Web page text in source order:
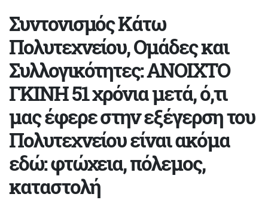
Συντονισμός Κάτω
Πολυτεχνείου, Ομάδες και
Συλλογικότητες: ΑΝΟΙΧΤΟ
ΓΚΙΝΗ 51 χρόνια μετά, ό,τι
μας έφερε στην εξέγερση του
Πολυτεχνείου είναι ακόμα
εδώ: φτώχεια, πόλεμος,
καταστολή